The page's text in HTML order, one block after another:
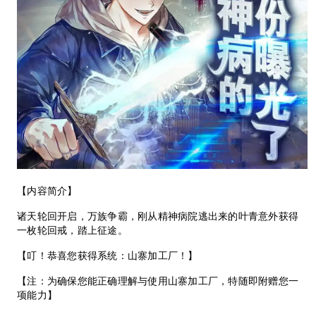
【内容简介】
诸天轮回开启，万族争霸，刚从精神病院逃出来的叶青意外获得
一枚轮回戒，踏上征途。
【叮！恭喜您获得系统：山寨加工厂！】
【注：为确保您能正确理解与使用山寨加工厂，特随即附赠您一
项能力】